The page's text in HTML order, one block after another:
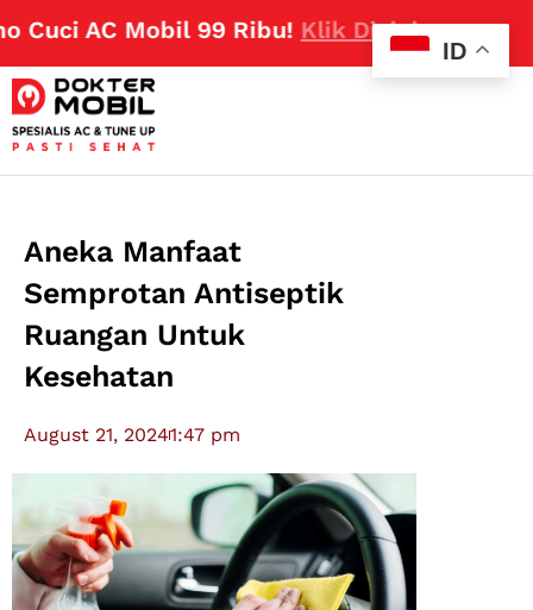
AC Mobil 99 Ribu!Klik Disini
Aneka Manfaat
Semprotan Antiseptik
Ruangan Untuk
Kesehatan
August 21, 20241:47 pm
ID